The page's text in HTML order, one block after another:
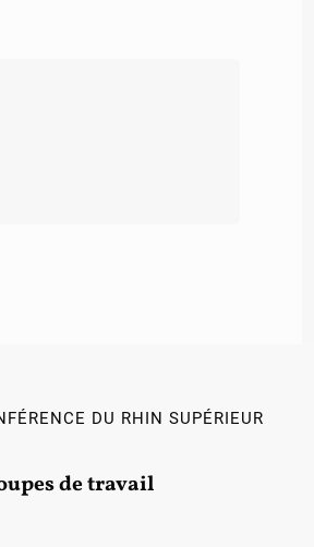
DU RHIN SUPÉRIEUR
de travail